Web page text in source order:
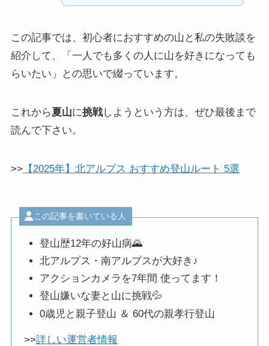
この記事では、初心者におすすめの山と私の失敗談を
紹介して、「一人でも多くの人に山を好きになっても
らいたい」との思いで綴っています。
これから夏山に挑戦しようという方は、ぜひ最後まで
読んで下さい。
>> 【2025年】北アルプス おすすめ登山ルート 5選
この記事を書いている人
登山歴12年の好山病🌄
北アルプス・南アルプスが大好き♪
アクションカメラを7年間 使ってます！
登山嫌いな妻と山に挑戦💦
0歳児と親子登山 ＆ 60代の親孝行登山
>>詳しい運営者情報